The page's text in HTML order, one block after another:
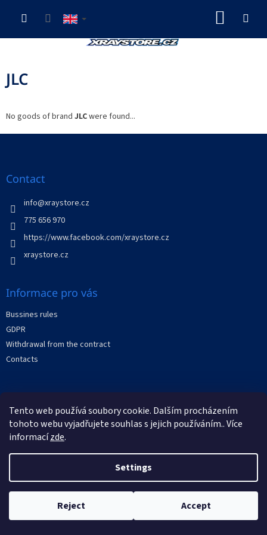
Tento web používá soubory cookie. Dalším procházením
tohoto webu vyjadřujete souhlas s jejich používáním.. Více
informacízde.
Settings
Reject Accept
JLC
No goods of brand JLCwere found...
F
Contact
info@xraystore.cz
775 656 970
https://www.facebook.com/xraystore.cz
xraystore.cz
Informace pro vás
Bussines rules
GDPR
Withdrawal from the contract
Contacts
Facebook
Created by Shoptet
Copyright 2026 . All rights reserved.